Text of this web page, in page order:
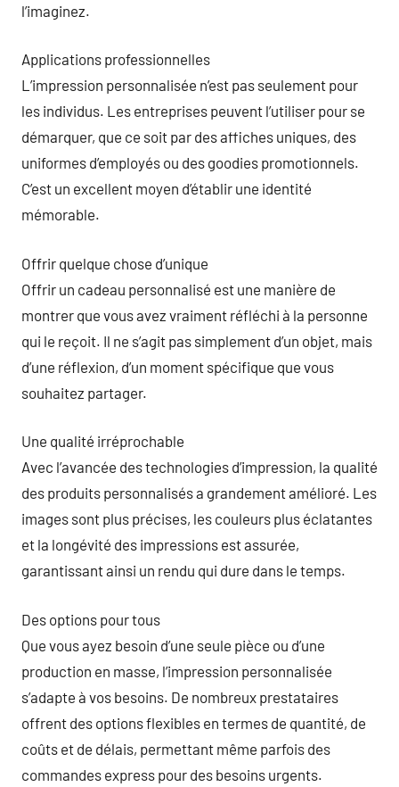
l’imaginez.
Applications professionnelles
L’impression personnalisée n’est pas seulement pour
les individus. Les entreprises peuvent l’utiliser pour se
démarquer, que ce soit par des affiches uniques, des
uniformes d’employés ou des goodies promotionnels.
C’est un excellent moyen d’établir une identité
mémorable.
Offrir quelque chose d’unique
Offrir un cadeau personnalisé est une manière de
montrer que vous avez vraiment réfléchi à la personne
qui le reçoit. Il ne s’agit pas simplement d’un objet, mais
d’une réflexion, d’un moment spécifique que vous
souhaitez partager.
Une qualité irréprochable
Avec l’avancée des technologies d’impression, la qualité
des produits personnalisés a grandement amélioré. Les
images sont plus précises, les couleurs plus éclatantes
et la longévité des impressions est assurée,
garantissant ainsi un rendu qui dure dans le temps.
Des options pour tous
Que vous ayez besoin d’une seule pièce ou d’une
production en masse, l’impression personnalisée
s’adapte à vos besoins. De nombreux prestataires
offrent des options flexibles en termes de quantité, de
coûts et de délais, permettant même parfois des
commandes express pour des besoins urgents.